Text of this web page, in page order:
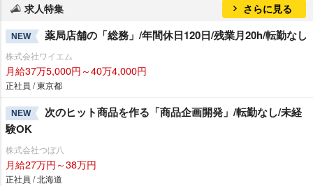
求人特集 さらに見る
NEW 薬局店舗の「総務」/年間休日120日/残業月20h/転勤なし
株式会社ワイエム
月給37万5,000円～40万4,000円
正社員 / 東京都
NEW
次のヒット商品を作る「商品企画開発」/転勤なし/未経
験OK
株式会社つぼ八
月給27万円～38万円
正社員 / 北海道